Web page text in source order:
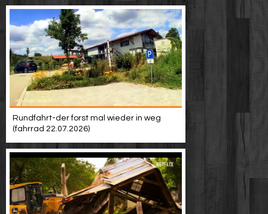
Rundfahrt-der forst mal wieder in weg
(fahrrad 22.07.2026)